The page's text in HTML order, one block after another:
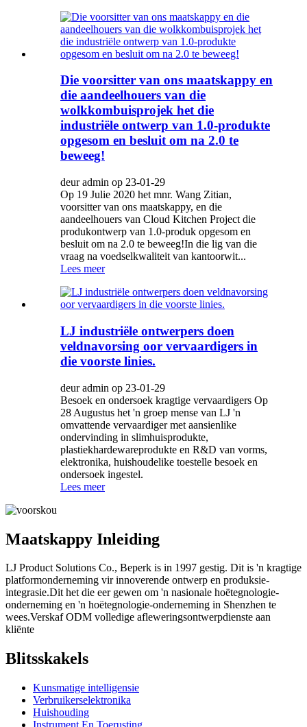
Die voorsitter van ons maatskappy en
die aandeelhouers van die
wolkkombuisprojek het die
industriële ontwerp van 1.0-produkte
opgesom en besluit om na 2.0 te
beweeg!
deur admin op 23-01-29
Op 19 Julie 2020 het mnr. Wang Zitian,
voorsitter van ons maatskappy, en die
aandeelhouers van Cloud Kitchen Project die
produkontwerp van 1.0-produk opgesom en
besluit om na 2.0 te beweeg!In die lig van die
vraag na voedselkwaliteit van kantoorwit...
Lees meer
LJ industriële ontwerpers doen
veldnavorsing oor vervaardigers in
die voorste linies.
deur admin op 23-01-29
Besoek en ondersoek kragtige vervaardigers Op
28 Augustus het 'n groep mense van LJ 'n
omvattende vervaardiger met aansienlike
ondervinding in slimhuisprodukte,
plastiekhardewareprodukte en R&D van vorms,
elektronika, huishoudelike toestelle besoek en
ondersoek ingestel.
Lees meer
Maatskappy Inleiding
LJ Product Solutions Co., Beperk is in 1997 gestig. Dit is 'n kragtige
platformonderneming vir innoverende ontwerp en produksie-
integrasie.Dit het die eer gewen om 'n nasionale hoëtegnologie-
onderneming en 'n hoëtegnologie-onderneming in Shenzhen te
wees.Verskaf ODM volledige afleweringsontwerpdienste aan
kliënte
Blitsskakels
Kunsmatige intelligensie
Verbruikerselektronika
Huishouding